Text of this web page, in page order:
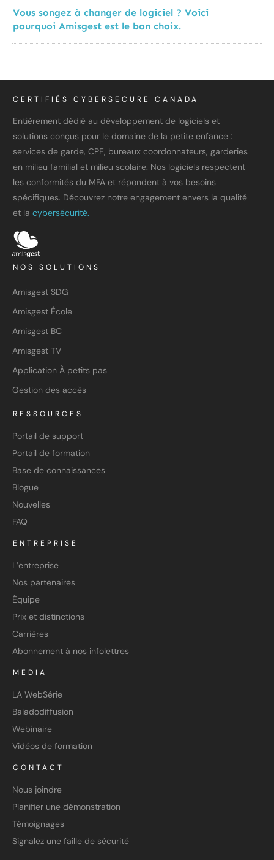
Vous songez à changer de logiciel ? Voici
pourquoi Amisgest est le bon choix.
CERTIFIÉS CYBERSECURE CANADA
Entièrement dédié au développement de logiciels et
solutions conçus pour le domaine de la petite enfance :
services de garde, CPE, bureaux coordonnateurs, garderies
en milieu familial et milieu scolaire. Nos logiciels respectent
les conformités du MFA et répondent à vos besoins
spécifiques. Découvrez notre engagement envers la qualité
et la cybersécurité.
NOS SOLUTIONS
Amisgest SDG
Amisgest École
Amisgest BC
Amisgest TV
Application À petits pas
Gestion des accès
RESSOURCES
Portail de support
Portail de formation
Base de connaissances
Blogue
Nouvelles
FAQ
ENTREPRISE
L’entreprise
Nos partenaires
Équipe
Prix et distinctions
Carrières
Abonnement à nos infolettres
MEDIA
LA WebSérie
Baladodiffusion
Webinaire
Vidéos de formation
CONTACT
Nous joindre
Planifier une démonstration
Témoignages
Signalez une faille de sécurité